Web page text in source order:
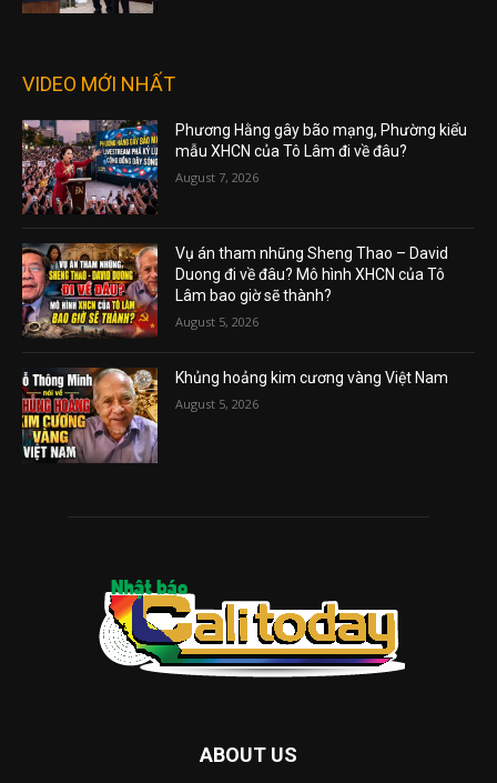
VIDEO MỚI NHẤT
Phương Hằng gây bão mạng, Phường kiểu
mẫu XHCN của Tô Lâm đi về đâu?
August 7, 2026
Vụ án tham nhũng Sheng Thao – David
Duong đi về đâu? Mô hình XHCN của Tô
Lâm bao giờ sẽ thành?
August 5, 2026
Khủng hoảng kim cương vàng Việt Nam
August 5, 2026
ABOUT US